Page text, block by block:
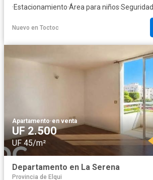
·Estacionamiento·Área para niños·Seguridad
Nuevo en Toctoc
Apartamento·en venta
UF 2.500
UF 45/m²
Departamento en La Serena
Provincia de Elqui